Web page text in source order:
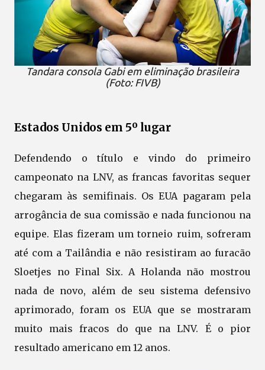
Tandara consola Gabi em eliminação brasileira
(Foto: FIVB)
Estados Unidos em 5º lugar
Defendendo o título e vindo do primeiro
campeonato na LNV, as francas favoritas sequer
chegaram às semifinais. Os EUA pagaram pela
arrogância de sua comissão e nada funcionou na
equipe. Elas fizeram um torneio ruim, sofreram
até com a Tailândia e não resistiram ao furacão
Sloetjes no Final Six. A Holanda não mostrou
nada de novo, além de seu sistema defensivo
aprimorado, foram os EUA que se mostraram
muito mais fracos do que na LNV. É o pior
resultado americano em 12 anos.